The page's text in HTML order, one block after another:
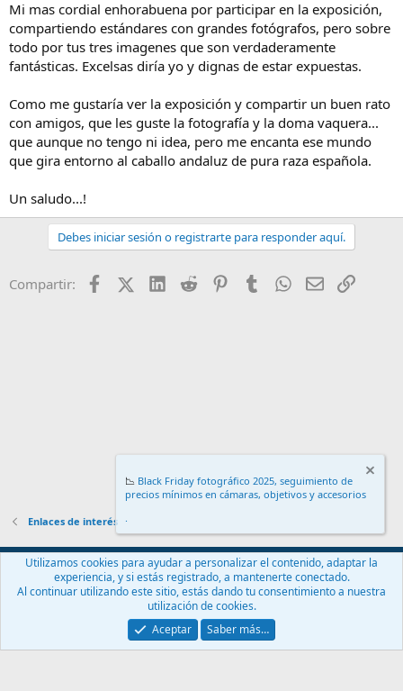
Mi mas cordial enhorabuena por participar en la exposición,
compartiendo estándares con grandes fotógrafos, pero sobre
todo por tus tres imagenes que son verdaderamente
fantásticas. Excelsas diría yo y dignas de estar expuestas.
Como me gustaría ver la exposición y compartir un buen rato
con amigos, que les guste la fotografía y la doma vaquera...
que aunque no tengo ni idea, pero me encanta ese mundo
que gira entorno al caballo andaluz de pura raza española.
Un saludo...!
Debes iniciar sesión o registrarte para responder aquí.
Compartir: FacebookX (Twitter)
LinkedIn
Reddit PinterestTumblr WhatsApp
EmailEnlace
Enlaces de interés
Español (ES)
Contáctanos
Términos y reglas Política de privacidad
Ayuda
Community platform by XenForo® © 2010-2024 XenForo Ltd.
📉 Black Friday fotográfico 2025, seguimiento de
precios mínimos en cámaras, objetivos y accesorios
.
Utilizamos cookies para ayudar a personalizar el contenido, adaptar la
experiencia, y si estás registrado, a mantenerte conectado.
Al continuar utilizando este sitio, estás dando tu consentimiento a nuestra
utilización de cookies.
Aceptar
Saber más…